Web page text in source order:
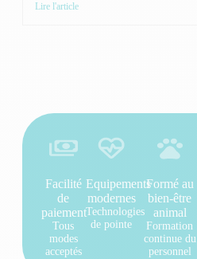
Lire l'article
Facilité
de
paiement
Tous
modes
acceptés
Equipements
modernes
Technologies
de pointe
Formé au
bien-être
animal
Formation
continue du
personnel